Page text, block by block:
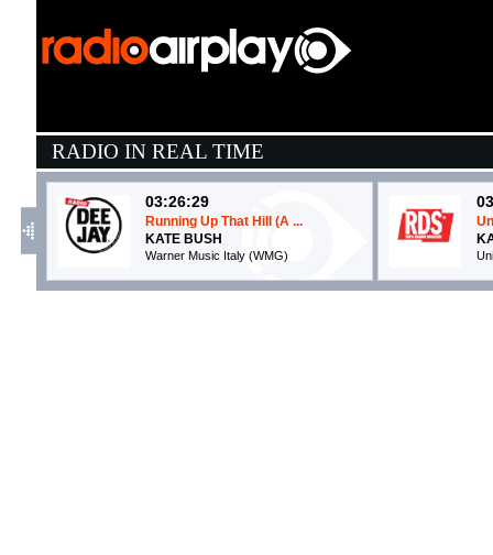
RADIO IN REAL TIME
03:26:29
Running Up That Hill (A ...
KATE BUSH
Warner Music Italy (WMG)